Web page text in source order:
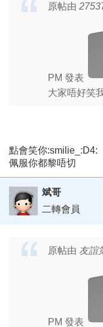
原帖由
PM 發表
大家唔好笑
點會笑你:smilie_:D4:
佩服你都黎唔切
斌哥
二轉會員
原帖由 友誼
PM 發表